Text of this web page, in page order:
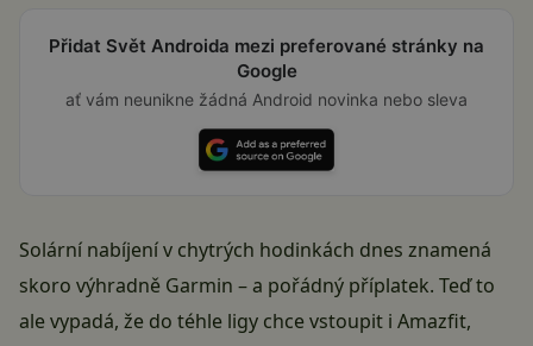
Přidat Svět Androida mezi preferované stránky na
Google
ať vám neunikne žádná Android novinka nebo sleva
Solární nabíjení v chytrých hodinkách dnes znamená
skoro výhradně Garmin – a pořádný příplatek. Teď to
ale vypadá, že do téhle ligy chce vstoupit i Amazfit,